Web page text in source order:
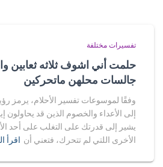
تفسيرات مختلفة
حلمت أني اشوف ثلاثه ثعابين
جالسات محلهن ماتحركين
وفقًا لموسوعات تفسير الأحلام، يرمز
إلى الأعداء والخصوم الذين قد يحاولون
يشير إلى قدرتك على التغلب على أحد
الأخرى اللتي لم تتحرك، فتعني أن اقرأ